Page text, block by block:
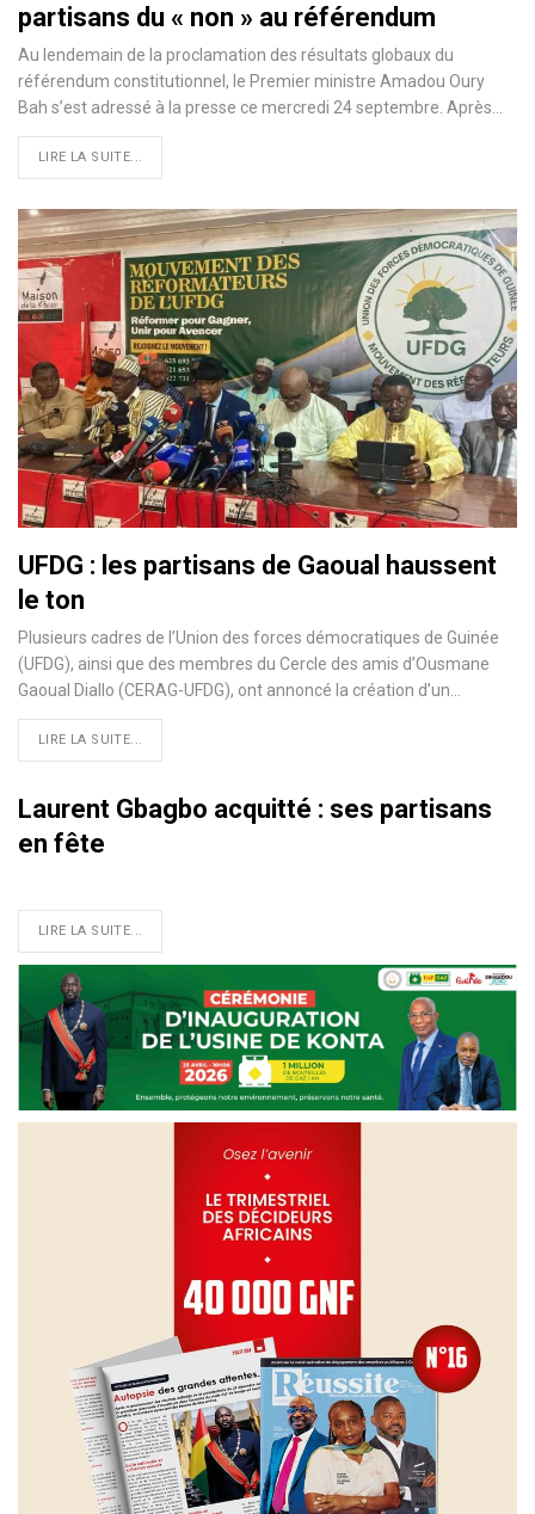
partisans du « non » au référendum
Au lendemain de la proclamation des résultats globaux du
référendum constitutionnel, le Premier ministre Amadou Oury
Bah s’est adressé à la presse ce mercredi 24 septembre. Après…
LIRE LA SUITE...
UFDG : les partisans de Gaoual haussent
le ton
Plusieurs cadres de l’Union des forces démocratiques de Guinée
(UFDG), ainsi que des membres du Cercle des amis d’Ousmane
Gaoual Diallo (CERAG-UFDG), ont annoncé la création d’un…
LIRE LA SUITE...
Laurent Gbagbo acquitté : ses partisans
en fête
LIRE LA SUITE...